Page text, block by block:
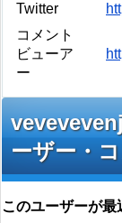
Twitter
コメント
ビューア
ー
ーザー・
このユーザーが最